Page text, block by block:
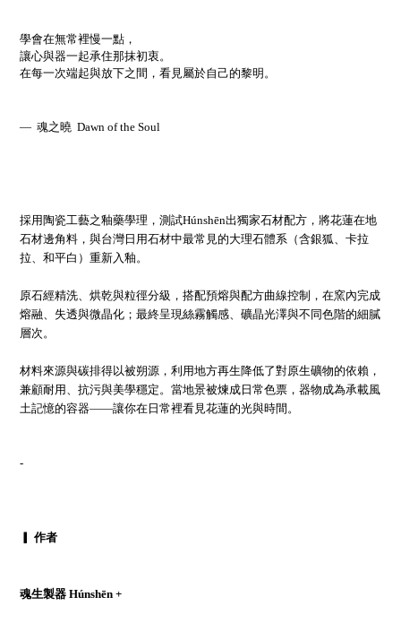
學會在無常裡慢一點，
讓心與器一起承住那抹初衷。
在每一次端起與放下之間，看見屬於自己的黎明。
— 魂之曉 Dawn of the Soul
採用陶瓷工藝之釉藥學理，測試Húnshēn出獨家石材配方，將花蓮在地
石材邊角料，與台灣日用石材中最常見的大理石體系（含銀狐、卡拉
拉、和平白）重新入釉。
原石經精洗、烘乾與粒徑分級，搭配預熔與配方曲線控制，在窯內完成
熔融、失透與微晶化；最終呈現絲霧觸感、礦晶光澤與不同色階的細膩
層次。
材料來源與碳排得以被朔源，利用地方再生降低了對原生礦物的依賴，
兼顧耐用、抗污與美學穩定。當地景被煉成日常色票，器物成為承載風
土記憶的容器——讓你在日常裡看見花蓮的光與時間。
-
▎ 作者
魂生製器 Húnshēn +